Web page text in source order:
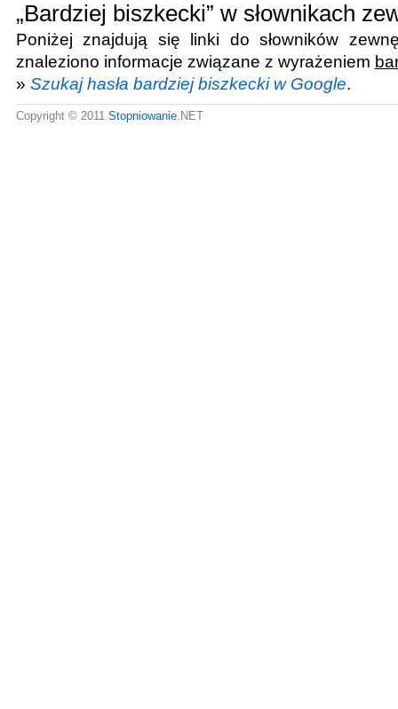
„Bardziej biszkecki” w słownikach
Poniżej znajdują się linki do słowników
znaleziono informacje związane z wyrażeniem
» Szukaj hasła bardziej biszkecki w Google.
Copyright © 2011 Stopniowanie.NET